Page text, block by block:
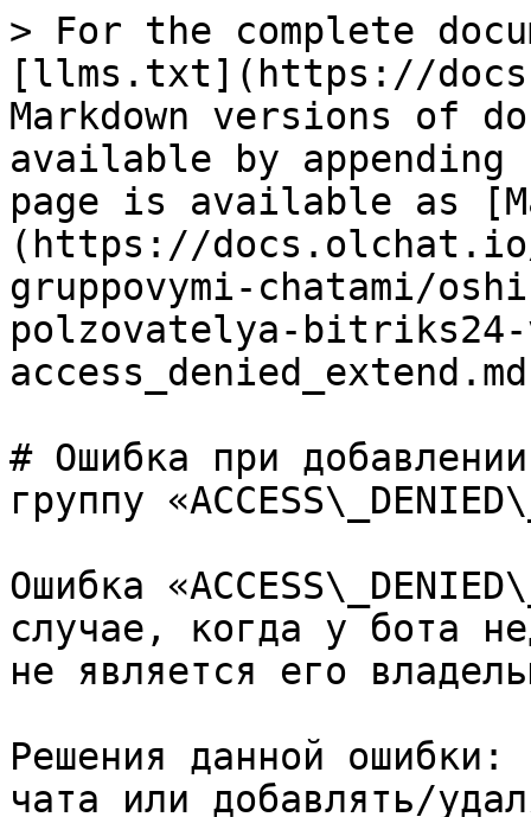
> For the complete
[llms.txt](https://
Markdown versions of
available by
page is available as
(https://
gruppovymi-chatami/
polzovatelya-bitriks24-
# Ошибка при
группу
Ошибка
случае, когда у бота
не является его
Решения данной ошибки:
чата или добавлять/